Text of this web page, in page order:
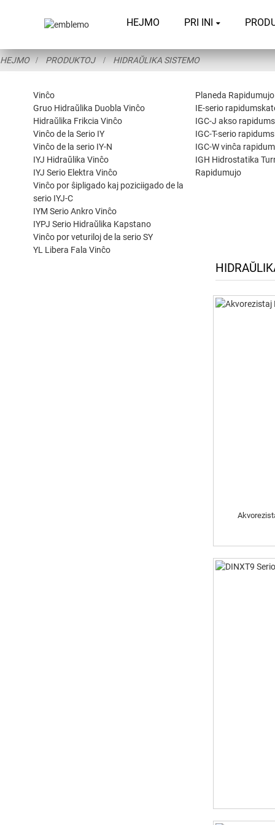
HEJMO PRI INI
HEJMO PRODUKTOJ HIDRAŬLIKA SISTEMO
Vinĉo
Gruo Hidraŭlika Duobla Vinĉo
Hidraŭlika Frikcia Vinĉo
Vinĉo de la Serio IY
Vinĉo de la serio IY-N
IYJ Hidraŭlika Vinĉo
IYJ Serio Elektra Vinĉo
Vinĉo por ŝipligado kaj poziciigado de la
serio IYJ-C
IYM Serio Ankro Vinĉo
IYPJ Serio Hidraŭlika Kapstano
Vinĉo por veturiloj de la serio SY
YL Libera Fala Vinĉo
Planeda Rapidumujo
IE-serio
IGC-J akso
IGC-T-serio
IGC-W vinĉa
IGH Hidrostatika
Rapidumujo